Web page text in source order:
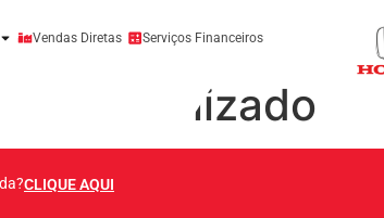
Vendas Diretas Serviços Financeiros
Perolizado
CLIQUE AQUI